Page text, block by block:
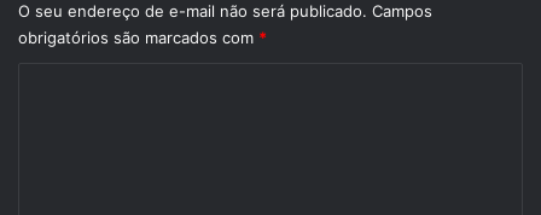
O seu endereço de e-mail não será publicado. Campos
obrigatórios são marcados com *